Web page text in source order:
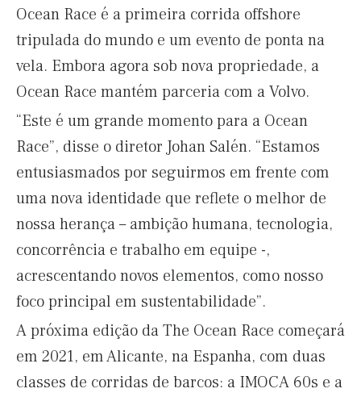
Ocean Race é a primeira corrida offshore
tripulada do mundo e um evento de ponta na
vela. Embora agora sob nova propriedade, a
Ocean Race mantém parceria com a Volvo.
“Este é um grande momento para a Ocean
Race”, disse o diretor Johan Salén. “Estamos
entusiasmados por seguirmos em frente com
uma nova identidade que reflete o melhor de
nossa herança – ambição humana, tecnologia,
concorrência e trabalho em equipe -,
acrescentando novos elementos, como nosso
foco principal em sustentabilidade”.
A próxima edição da The Ocean Race começará
em 2021, em Alicante, na Espanha, com duas
classes de corridas de barcos: a IMOCA 60s e a